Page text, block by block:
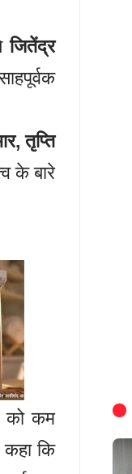
जितेंद्र
तृप्ति
के बारे
को कम
कि